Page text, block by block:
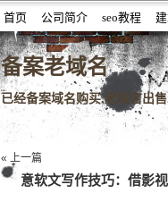
首页 公司简介 seo教程
噆噇已备案域名百度权重域名
备案老域名
已经备案域名购买,老域名出
« 上一篇
意软文写作技巧：借影